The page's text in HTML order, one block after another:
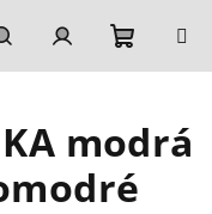
HľadaťPrihlásenie
košík
modrá